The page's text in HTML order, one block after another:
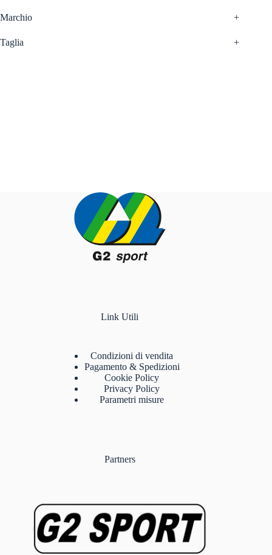
Marchio +
Taglia +
Link Utili
Condizioni di vendita
Pagamento & Spedizioni
Cookie Policy
Privacy Policy
Parametri misure
Partners